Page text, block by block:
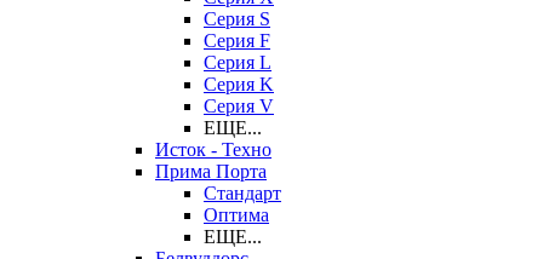
Серия S
Серия F
Серия L
Серия K
Серия V
ЕЩЕ...
Исток - Техно
Прима Порта
Стандарт
Оптима
ЕЩЕ...